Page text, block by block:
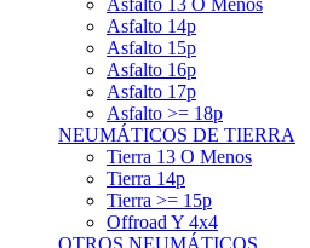
Asfalto 13 O Menos
Asfalto 14p
Asfalto 15p
Asfalto 16p
Asfalto 17p
Asfalto >= 18p
NEUMÁTICOS DE TIERRA
Tierra 13 O Menos
Tierra 14p
Tierra >= 15p
Offroad Y 4x4
OTROS NEUMÁTICOS